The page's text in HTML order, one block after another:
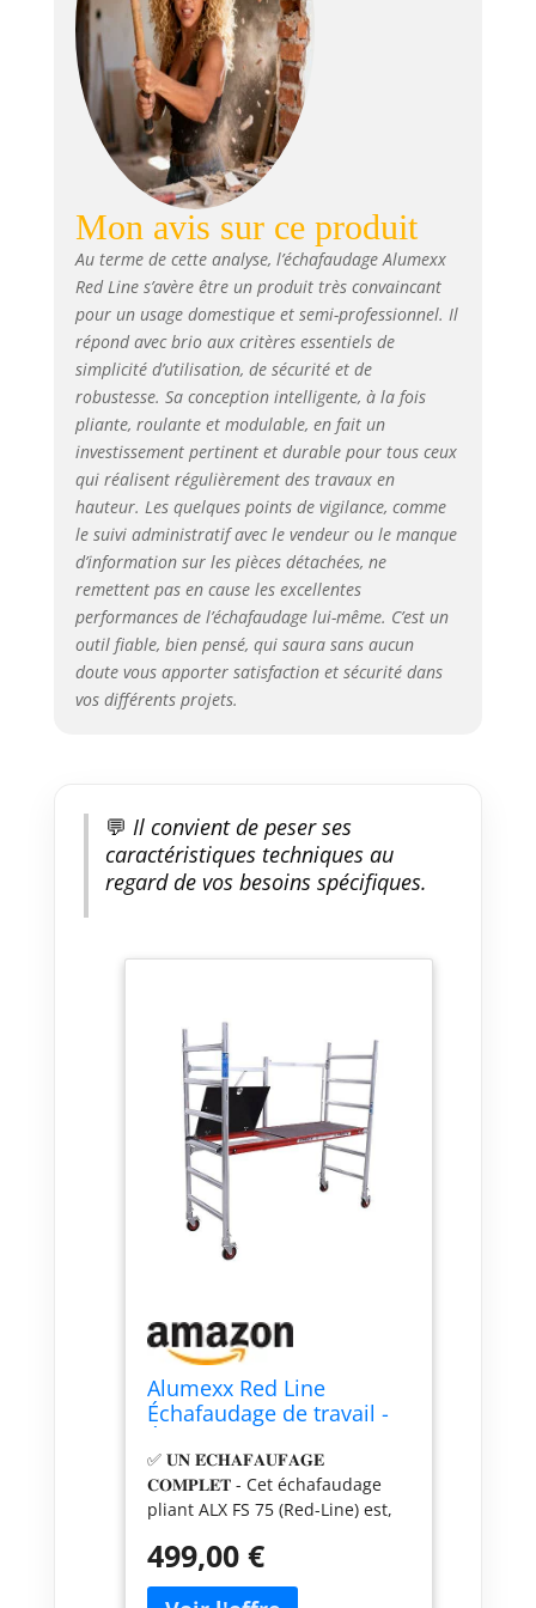
EN 1004 avec certificat TÜV.
Attention, hauteur de travail de
3 mètres ; la plate-forme est 1
mètre de hauteur, et vous
accédez à une hauteur de
travail de 3 mètres, comme sur
la photo. Línstallation de la
plate-forme à une hauteur
supérieure est à vos propres
risques et périls. ✅ 𝐋𝐀
𝐋𝐈𝐕𝐑𝐀𝐈𝐒𝐎𝐍 - En raison du poids
et des dimensions de ce
produit, le délai de livraison
peut être plus long que
d'habitude. L'expédition a lieu
via Amazon.
Mon avis sur ce produit
Au terme de cette analyse, l’échafaudage Alumexx
Red Line s’avère être un produit très convaincant
pour un usage domestique et semi-professionnel. Il
répond avec brio aux critères essentiels de
simplicité d’utilisation, de sécurité et de
robustesse. Sa conception intelligente, à la fois
pliante, roulante et modulable, en fait un
investissement pertinent et durable pour tous ceux
qui réalisent régulièrement des travaux en
hauteur. Les quelques points de vigilance, comme
le suivi administratif avec le vendeur ou le manque
d’information sur les pièces détachées, ne
remettent pas en cause les excellentes
performances de l’échafaudage lui-même. C’est un
outil fiable, bien pensé, qui saura sans aucun
doute vous apporter satisfaction et sécurité dans
vos différents projets.
💬 Il convient de peser ses
caractéristiques techniques au
regard de vos besoins spécifiques.
Alumexx Red Line
Échafaudage de travail -
Échaffaudage alu roulant
- Échafaudage - Petit
échafaudage -
Échafaudage de jardin
(Type A: Avec treppe
(Hauteur de travail
✅ 𝐔𝐍 𝐄́𝐂𝐇𝐀𝐅𝐀𝐔𝐅𝐀𝐆𝐄
𝐂𝐎𝐌𝐏𝐋𝐄𝐓 - Cet échafaudage
pliant ALX FS 75 (Red-Line) est,
pour les professionnels et les
bricoleurs amateurs.
499,00 €